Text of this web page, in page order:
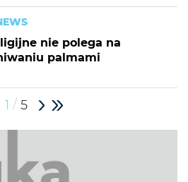
nie polega na
palmami
1 / 5